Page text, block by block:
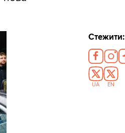
Стежити:
UA EN